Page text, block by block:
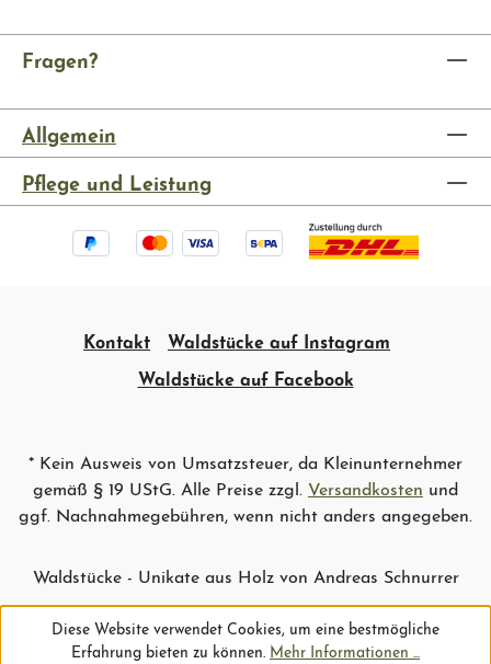
Fragen?
Allgemein
Pflege und Leistung
Kontakt
Waldstücke auf Instagram
Waldstücke auf Facebook
* Kein Ausweis von Umsatzsteuer, da Kleinunternehmer
gemäß § 19 UStG. Alle Preise zzgl. Versandkosten und
ggf. Nachnahmegebühren, wenn nicht anders angegeben.
Waldstücke - Unikate aus Holz von Andreas Schnurrer
Diese Website verwendet Cookies, um eine bestmögliche
Erfahrung bieten zu können. Mehr Informationen ...